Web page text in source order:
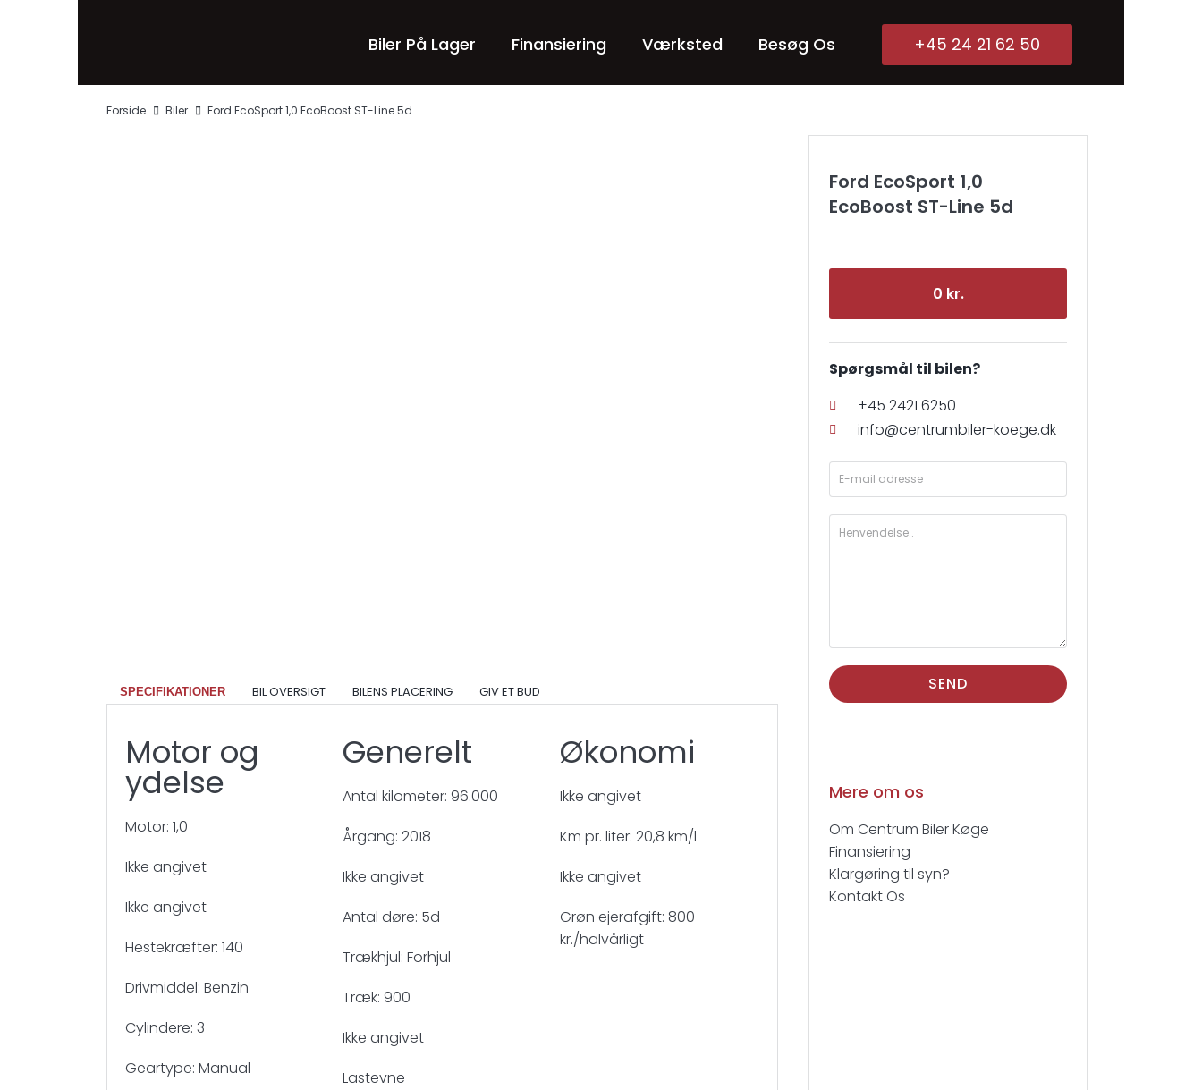
Biler På Lager Finansiering Værksted Besøg Os +45 24 21 62 50
Forside Biler Ford EcoSport 1,0 EcoBoost ST-Line 5d
SPECIFIKATIONER BIL OVERSIGT BILENS PLACERING GIV ET BUD
Motor og
ydelse
Motor: 1,0
Ikke angivet
Ikke angivet
Hestekræfter: 140
Drivmiddel: Benzin
Cylindere: 3
Geartype: Manual
Generelt
Antal kilometer: 96.000
Årgang: 2018
Ikke angivet
Antal døre: 5d
Trækhjul: Forhjul
Træk: 900
Ikke angivet
Lastevne
Økonomi
Ikke angivet
Km pr. liter: 20,8 km/l
Ikke angivet
Grøn ejerafgift: 800
kr./halvårligt
Ford EcoSport 1,0
EcoBoost ST-Line 5d
0 kr.
Spørgsmål til bilen?
+45 2421 6250
info@centrumbiler-koege.dk
SEND
Mere om os
Om Centrum Biler Køge
Finansiering
Klargøring til syn?
Kontakt Os